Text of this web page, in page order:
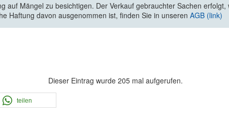
auf Mängel zu besichtigen. Der Verkauf gebrauchter Sachen
Haftung davon ausgenommen ist, finden Sie in unseren AGB (link)
Dieser Eintrag wurde 205 mal aufgerufen.
teilen